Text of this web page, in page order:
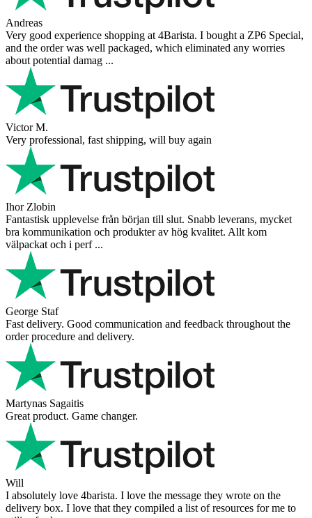
Andreas
Very good experience shopping at 4Barista. I bought a ZP6 Special,
and the order was well packaged, which eliminated any worries
about potential damag ...
Victor M.
Very professional, fast shipping, will buy again
Ihor Zlobin
Fantastisk upplevelse från början till slut. Snabb leverans, mycket
bra kommunikation och produkter av hög kvalitet. Allt kom
välpackat och i perf ...
George Staf
Fast delivery. Good communication and feedback throughout the
order procedure and delivery.
Martynas Sagaitis
Great product. Game changer.
Will
I absolutely love 4barista. I love the message they wrote on the
delivery box. I love that they compiled a list of resources for me to